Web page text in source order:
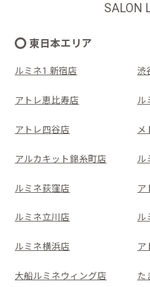
SALON
東日本エリア
ルミネ1 新宿店 渋
アトレ恵比寿店 ル
アトレ四谷店 メ
アルカキット錦糸町店 ル
ルミネ荻窪店 ア
ルミネ立川店 ル
ルミネ横浜店 ア
大船ルミネウィング店 た